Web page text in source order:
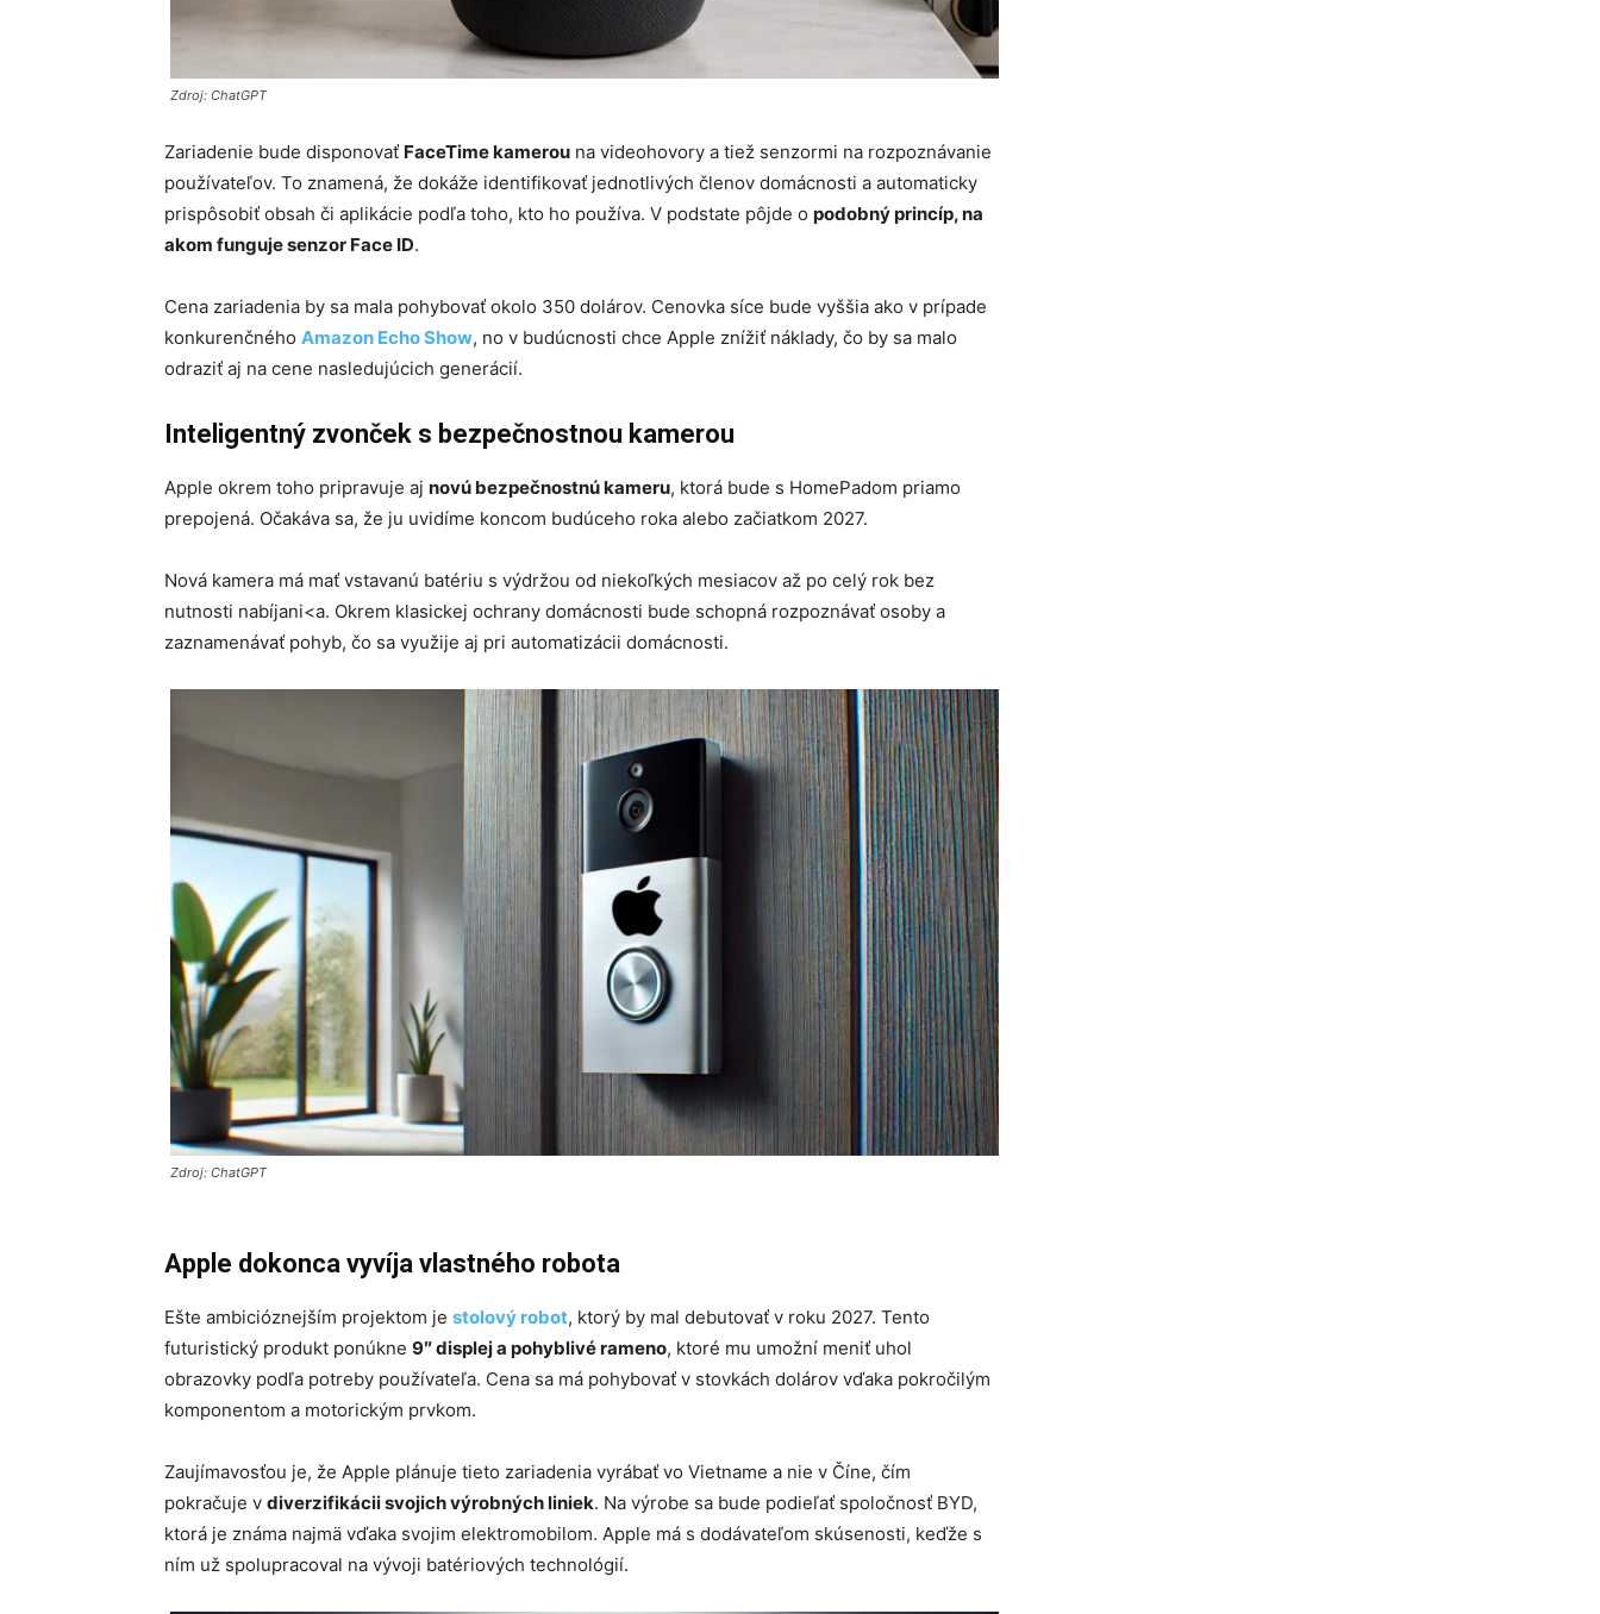
Zdroj: ChatGPT
Zariadenie bude disponovať FaceTime kamerou na videohovory a tiež senzormi na rozpoznávanie
používateľov. To znamená, že dokáže identifikovať jednotlivých členov domácnosti a automaticky
prispôsobiť obsah či aplikácie podľa toho, kto ho používa. V podstate pôjde o podobný princíp, na
akom funguje senzor Face ID.
Cena zariadenia by sa mala pohybovať okolo 350 dolárov. Cenovka síce bude vyššia ako v prípade
konkurenčného Amazon Echo Show, no v budúcnosti chce Apple znížiť náklady, čo by sa malo
odraziť aj na cene nasledujúcich generácií.
Inteligentný zvonček s bezpečnostnou kamerou
Apple okrem toho pripravuje aj novú bezpečnostnú kameru, ktorá bude s HomePadom priamo
prepojená. Očakáva sa, že ju uvidíme koncom budúceho roka alebo začiatkom 2027.
Nová kamera má mať vstavanú batériu s výdržou od niekoľkých mesiacov až po celý rok bez
nutnosti nabíjani<a. Okrem klasickej ochrany domácnosti bude schopná rozpoznávať osoby a
zaznamenávať pohyb, čo sa využije aj pri automatizácii domácnosti.
Zdroj: ChatGPT
Apple dokonca vyvíja vlastného robota
Ešte ambicióznejším projektom je stolový robot, ktorý by mal debutovať v roku 2027. Tento
futuristický produkt ponúkne 9″ displej a pohyblivé rameno, ktoré mu umožní meniť uhol
obrazovky podľa potreby používateľa. Cena sa má pohybovať v stovkách dolárov vďaka pokročilým
komponentom a motorickým prvkom.
Zaujímavosťou je, že Apple plánuje tieto zariadenia vyrábať vo Vietname a nie v Číne, čím
pokračuje v diverzifikácii svojich výrobných liniek. Na výrobe sa bude podieľať spoločnosť BYD,
ktorá je známa najmä vďaka svojim elektromobilom. Apple má s dodávateľom skúsenosti, keďže s
ním už spolupracoval na vývoji batériových technológií.